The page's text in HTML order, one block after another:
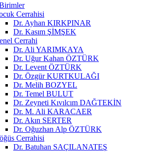
Cerrahisi
Dr. Ayhan KIRKPINAR
Dr. Kasım ŞİMŞEK
Cerrahi
Dr. Ali YARIMKAYA
Dr. Uğur Kahan ÖZTÜRK
Dr. Levent ÖZTÜRK
Dr. Özgür KURTKULAĞI
Dr. Melih BOZYEL
Dr. Temel BULUT
Dr. Zeyneti Kıvılcım DAĞTEKİN
Dr. M. Ali KARACAER
Dr. Akın SERTER
Dr. Oğuzhan Alp ÖZTÜRK
Cerrahisi
Dr. Batuhan SAÇILANATEŞ